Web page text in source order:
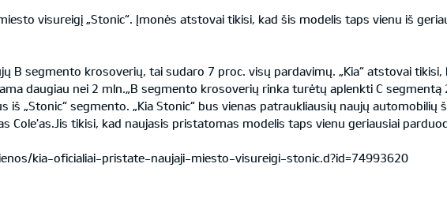
visureigį „Stonic“. Įmonės atstovai tikisi, kad šis modelis taps vienu iš
B segmento krosoverių, tai sudaro 7 proc. visų pardavimų. „Kia“ atstovai
daugiau nei 2 mln.„B segmento krosoverių rinka turėtų aplenkti C
„Stonic“ segmento. „Kia Stonic“ bus vienas patraukliausių naujų automobilių
Cole'as.Jis tikisi, kad naujasis pristatomas modelis taps vienu geriausiai
kia-oficialiai-pristate-naujaji-miesto-visureigi-stonic.d?id=74993620